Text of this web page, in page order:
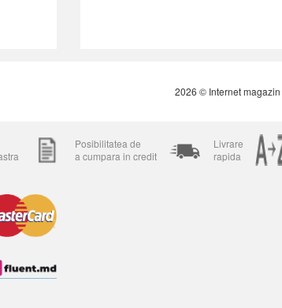
2026 © Internet magazin
Posibilitatea de
a cumpara in credit
Livrare
rapida